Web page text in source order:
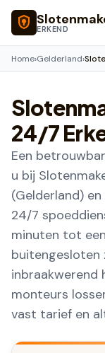
Naar hoofdinhoud
ERKEND
Home›Gelderland›
24/7
Een
u bij
(Gelderland)
24/7
minuten tot
buitengesloten
inbraakwerend
monteurs
vast tarief en